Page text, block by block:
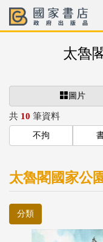
太魯
圖片
共 10 筆資料
不拘
太魯閣國家公
分類